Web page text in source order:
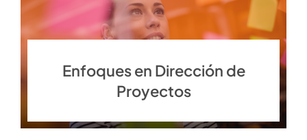
Enfoques en Dirección de
Proyectos